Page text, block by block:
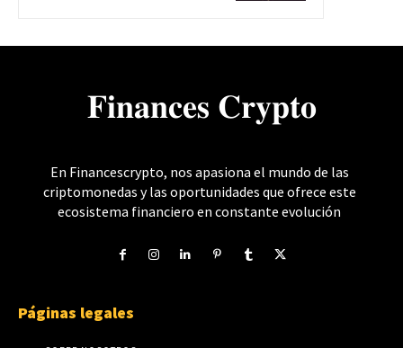
𝐅𝐢𝐧𝐚𝐧𝐜𝐞𝐬 𝐂𝐫𝐲𝐩𝐭𝐨
En Financescrypto, nos apasiona el mundo de las
criptomonedas y las oportunidades que ofrece este
ecosistema financiero en constante evolución
Páginas legales